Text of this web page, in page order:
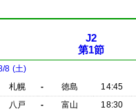
J2
第1節
8 (土)
札幌
- 徳島 14:45
八戸
- 富山 18:30